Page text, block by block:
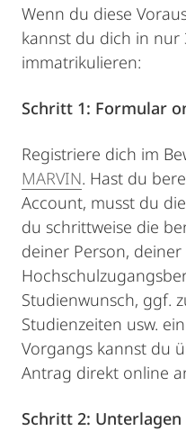
Wenn du diese
kannst du dich in nur
immatrikulieren:
Schritt 1: Formular
Registriere dich im
MARVIN. Hast du
Account, musst du
du schrittweise die
deiner Person, deiner
Studienwunsch, ggf.
Studienzeiten usw.
Vorgangs kannst du
Antrag direkt online
Schritt 2: